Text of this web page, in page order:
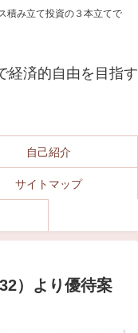
積み立て投資の３本立てで
経済的自由を目指す
自己紹介
サイトマップ
）より優待案